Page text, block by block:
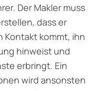
Der Makler muss
dass er
Kontakt kommt, ihn
hinweist und
erbringt. Ein
wird ansonsten